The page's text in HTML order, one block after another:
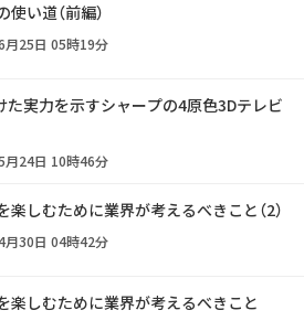
使い道（前編）
月25日 05時19分
た実力を示すシャープの4原色3Dテレビ
月24日 10時46分
楽しむために業界が考えるべきこと（2）
月30日 04時42分
楽しむために業界が考えるべきこと